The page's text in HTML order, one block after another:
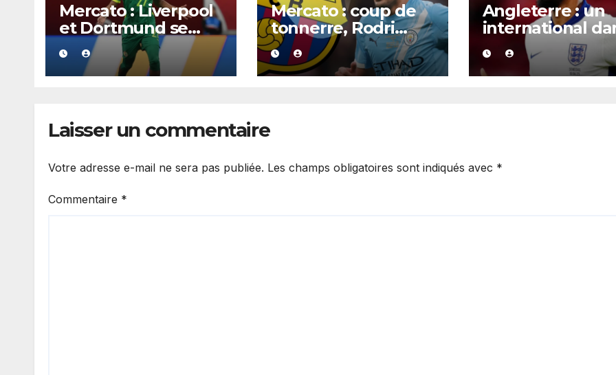
Mercato : Liverpool
et Dortmund se
positionnent en
favoris pour
recruter Ibrahim
Mercato : coup de
tonnerre, Rodri
aurait trouvé un
accord XXL avec le
Barça pour un
Angleterre : un
international
la tourmente,
poursuivi après
présumée
Laisser un commentaire
Votre adresse e-mail ne sera pas publiée. Les champs obligatoires sont indiqués avec *
Commentaire *